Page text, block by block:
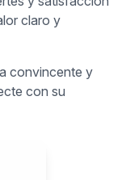
claro y
convincente y
con su